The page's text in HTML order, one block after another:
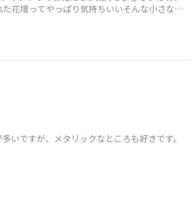
花壇ってやっぱり気持ちいいそんな小さな発
いですが、メタリックなところも好きです。​